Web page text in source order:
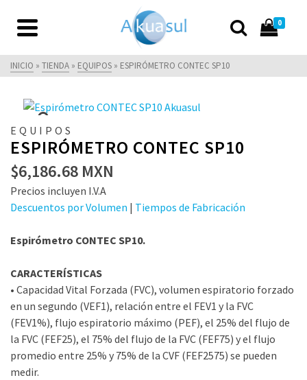
0
INICIO » TIENDA » EQUIPOS » ESPIRÓMETRO CONTEC SP10
EQUIPOS
ESPIRÓMETRO CONTEC SP10
$6,186.68 MXN
Precios incluyen I.V.A
Descuentos por Volumen | Tiempos de Fabricación
Espirómetro CONTEC SP10.
CARACTERÍSTICAS
• Capacidad Vital Forzada (FVC), volumen espiratorio forzado
en un segundo (VEF1), relación entre el FEV1 y la FVC
(FEV1%), flujo espiratorio máximo (PEF), el 25% del flujo de
la FVC (FEF25), el 75% del flujo de la FVC (FEF75) y el flujo
promedio entre 25% y 75% de la CVF (FEF2575) se pueden
medir.